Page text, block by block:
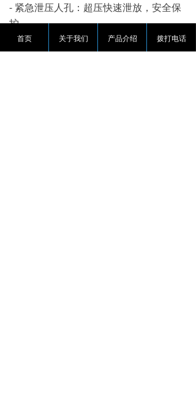
- 紧急泄压人孔：超压快速泄放，安全保
护 。
- 带芯人孔：带内插管/浮盘，特殊介质用
。
首页 关于我们 产品介绍 拨打电话